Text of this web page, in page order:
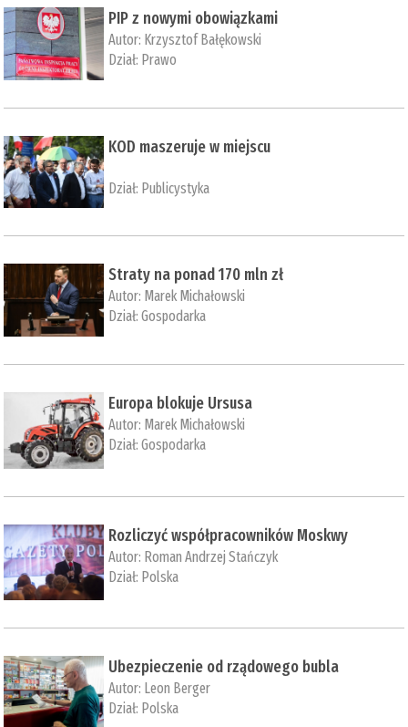
PIP z nowymi obowiązkami
Autor: Krzysztof Bałękowski
Dział: Prawo
KOD maszeruje w miejscu
Dział: Publicystyka
Straty na ponad 170 mln zł
Autor: Marek Michałowski
Dział:Gospodarka
Europa blokuje Ursusa
Autor: Marek Michałowski
Dział:Gospodarka
Rozliczyć współpracowników Moskwy
Autor: Roman Andrzej Stańczyk
Dział: Polska
Ubezpieczenie od rządowego bubla
Autor: Leon Berger
Dział: Polska